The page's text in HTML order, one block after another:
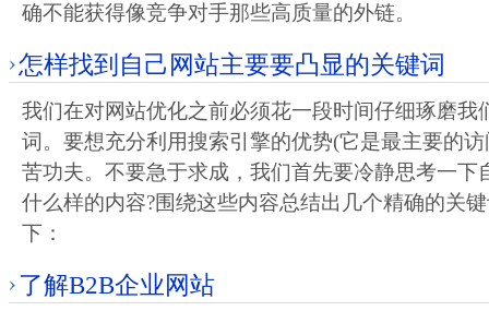
确不能获得像竞争对手那些高质量的外链。
怎样找到自己网站主要要凸显的关键词
我们在对网站优化之前必须花一段时间仔细琢磨我
词。要想充分利用搜索引擎的优势(它是最主要的
苦功夫。不要急于求成，我们首先要冷静思考一下
什么样的内容?围绕这些内容总结出几个精确的关
下：
了解B2B企业网站